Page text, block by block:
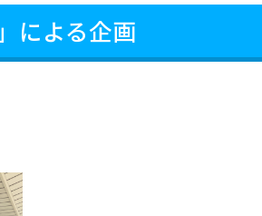
による企画